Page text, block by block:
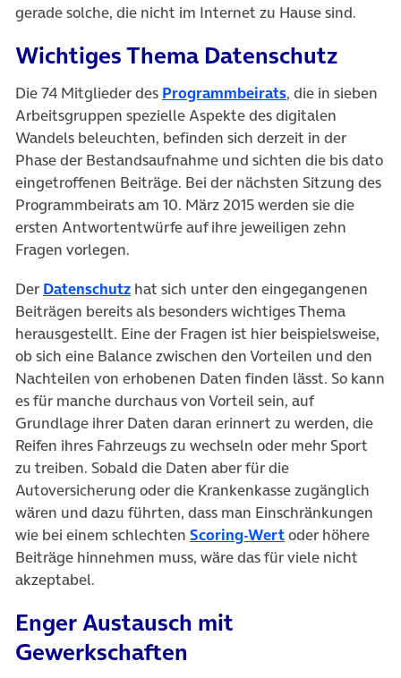
gerade solche, die nicht im Internet zu Hause sind.
Wichtiges Thema Datenschutz
Die 74 Mitglieder des Programmbeirats(öffnet in
, die in sieben
Arbeitsgruppen spezielle Aspekte des digitalen
Wandels beleuchten, befinden sich derzeit in der
Phase der Bestandsaufnahme und sichten die bis dato
eingetroffenen Beiträge. Bei der nächsten Sitzung des
Programmbeirats am 10. März 2015 werden sie die
ersten Antwortentwürfe auf ihre jeweiligen zehn
Fragen vorlegen.
Der Datenschutz(öffnet in neuem Tab)
hat sich unter den eingegangenen
Beiträgen bereits als besonders wichtiges Thema
herausgestellt. Eine der Fragen ist hier beispielsweise,
ob sich eine Balance zwischen den Vorteilen und den
Nachteilen von erhobenen Daten finden lässt. So kann
es für manche durchaus von Vorteil sein, auf
Grundlage ihrer Daten daran erinnert zu werden, die
Reifen ihres Fahrzeugs zu wechseln oder mehr Sport
zu treiben. Sobald die Daten aber für die
Autoversicherung oder die Krankenkasse zugänglich
wären und dazu führten, dass man Einschränkungen
wie bei einem schlechten Scoring-Wert(öffnet in
oder höhere
Beiträge hinnehmen muss, wäre das für viele nicht
akzeptabel.
Enger Austausch mit
Gewerkschaften